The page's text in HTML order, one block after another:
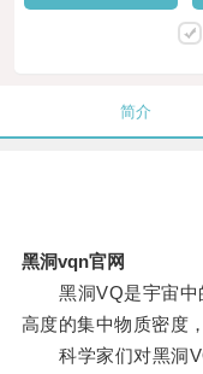
简介
黑洞vqn官网
黑洞VQ是宇宙中
高度的集中物质密度
科学家们对黑洞